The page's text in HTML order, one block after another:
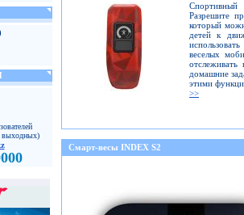
выходных)
Спортивный
Разрешите
который
детей к
веселых
отслеживать
домашние
этими
>>
Смарт-весы INDEX S2